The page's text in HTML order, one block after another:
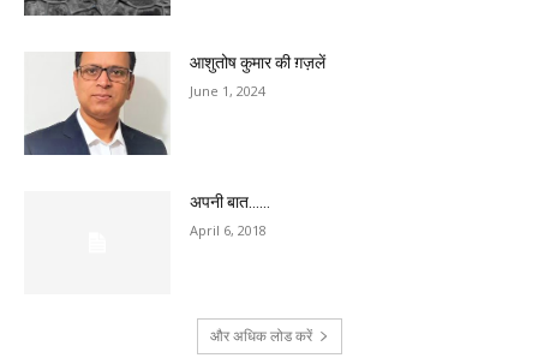
आशुतोष कुमार की ग़ज़लें
June 1, 2024
अपनी बात……
April 6, 2018
और अधिक लोड करें